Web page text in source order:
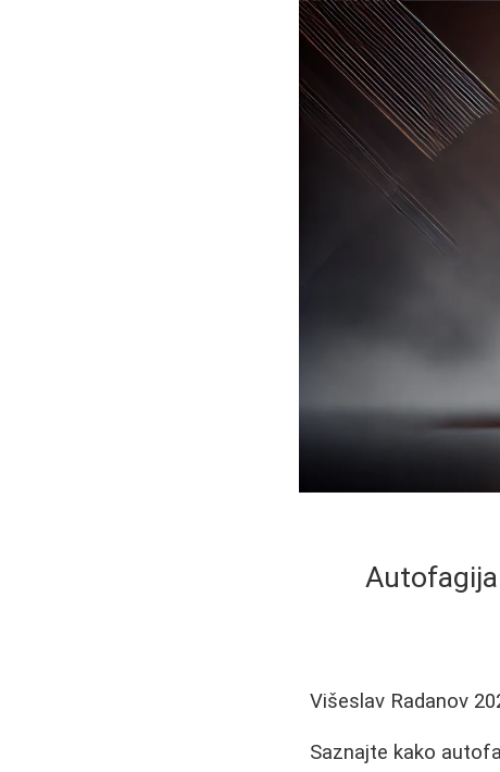
Višeslav Radanov
Saznajte kako